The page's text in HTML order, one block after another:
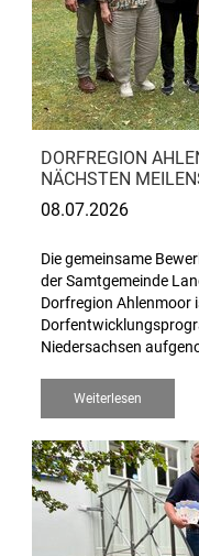
DORFREGION
NÄCHSTEN
08.07.2026
Die gemeinsame
der Samtgemeinde
Dorfregion Ahlenmoor
Niedersachsen
Weiterlesen